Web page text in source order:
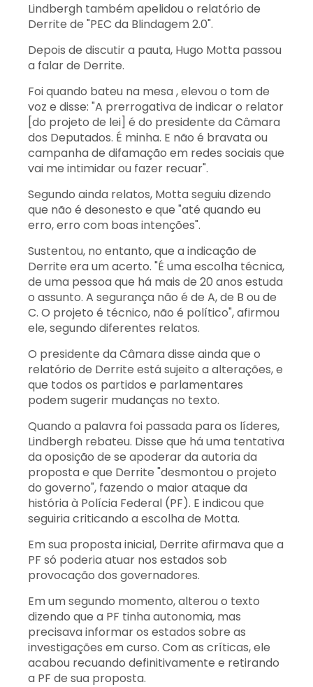
Lindbergh também apelidou o relatório de
Derrite de "PEC da Blindagem 2.0".
Depois de discutir a pauta, Hugo Motta passou
a falar de Derrite.
Foi quando bateu na mesa , elevou o tom de
voz e disse: "A prerrogativa de indicar o relator
[do projeto de lei] é do presidente da Câmara
dos Deputados. É minha. E não é bravata ou
campanha de difamação em redes sociais que
vai me intimidar ou fazer recuar".
Segundo ainda relatos, Motta seguiu dizendo
que não é desonesto e que "até quando eu
erro, erro com boas intenções".
Sustentou, no entanto, que a indicação de
Derrite era um acerto. "É uma escolha técnica,
de uma pessoa que há mais de 20 anos estuda
o assunto. A segurança não é de A, de B ou de
C. O projeto é técnico, não é político", afirmou
ele, segundo diferentes relatos.
O presidente da Câmara disse ainda que o
relatório de Derrite está sujeito a alterações, e
que todos os partidos e parlamentares
podem sugerir mudanças no texto.
Quando a palavra foi passada para os líderes,
Lindbergh rebateu. Disse que há uma tentativa
da oposição de se apoderar da autoria da
proposta e que Derrite "desmontou o projeto
do governo", fazendo o maior ataque da
história à Polícia Federal (PF). E indicou que
seguiria criticando a escolha de Motta.
Em sua proposta inicial, Derrite afirmava que a
PF só poderia atuar nos estados sob
provocação dos governadores.
Em um segundo momento, alterou o texto
dizendo que a PF tinha autonomia, mas
precisava informar os estados sobre as
investigações em curso. Com as críticas, ele
acabou recuando definitivamente e retirando
a PF de sua proposta.